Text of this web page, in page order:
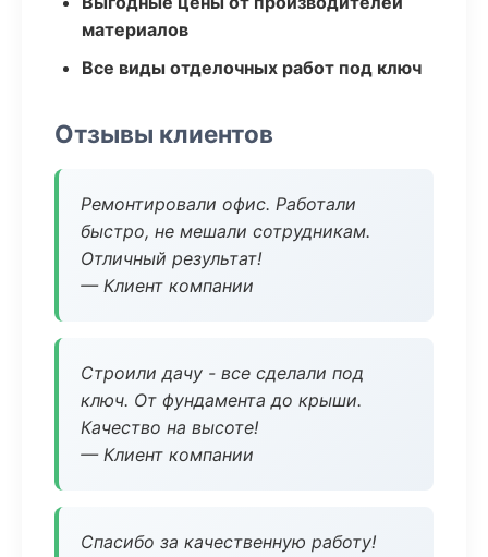
материалов
Все виды отделочных работ под ключ
Отзывы клиентов
Ремонтировали офис. Работали
быстро, не мешали сотрудникам.
Отличный результат!
— Клиент компании
Строили дачу - все сделали под
ключ. От фундамента до крыши.
Качество на высоте!
— Клиент компании
Спасибо за качественную работу!